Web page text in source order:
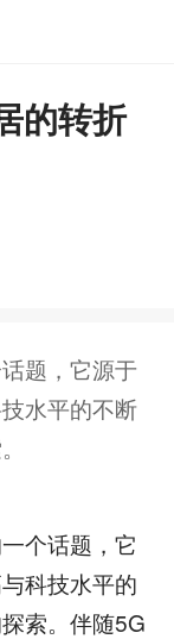
的转折
题，它源于
水平的不断
个话题，它
科技水平的
索。伴随5G